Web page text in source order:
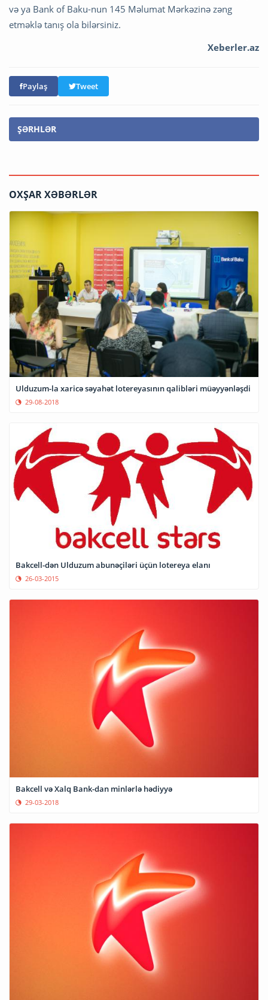
və ya Bank of Baku-nun 145 Məlumat Mərkəzinə zəng
etməklə tanış ola bilərsiniz.
Xeberler.az
Paylaş Tweet
ŞƏRHLƏR
OXŞAR XƏBƏRLƏR
Ulduzum-la xaricə səyahət lotereyasının qalibləri müəyyənləşdi
29-08-2018
Bakcell-dən Ulduzum abunəçiləri üçün lotereya elanı
26-03-2015
Bakcell və Xalq Bank-dan minlərlə hədiyyə
29-03-2018